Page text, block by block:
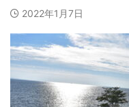
2022年1月7日